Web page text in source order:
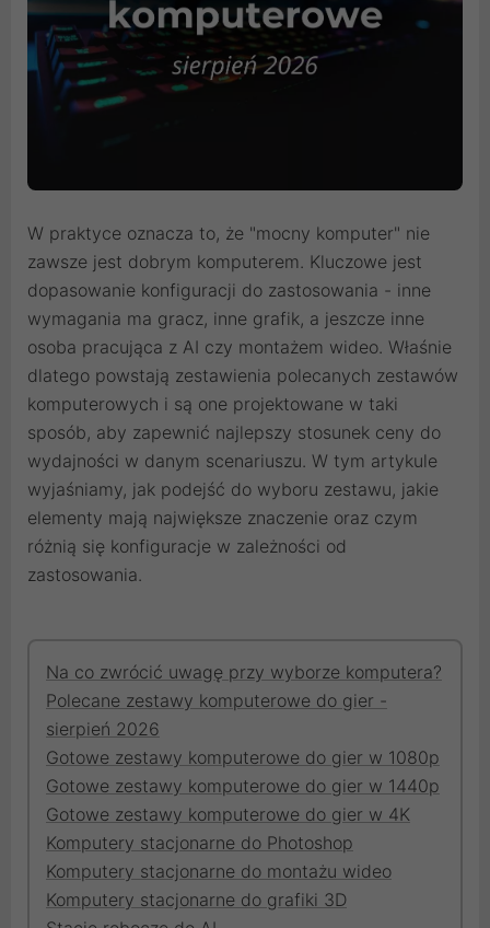
W praktyce oznacza to, że "mocny komputer" nie
zawsze jest dobrym komputerem. Kluczowe jest
dopasowanie konfiguracji do zastosowania - inne
wymagania ma gracz, inne grafik, a jeszcze inne
osoba pracująca z AI czy montażem wideo. Właśnie
dlatego powstają zestawienia polecanych zestawów
komputerowych i są one projektowane w taki
sposób, aby zapewnić najlepszy stosunek ceny do
wydajności w danym scenariuszu. W tym artykule
wyjaśniamy, jak podejść do wyboru zestawu, jakie
elementy mają największe znaczenie oraz czym
różnią się konfiguracje w zależności od
zastosowania.
Na co zwrócić uwagę przy wyborze komputera?
Polecane zestawy komputerowe do gier -
sierpień 2026
Gotowe zestawy komputerowe do gier w 1080p
Gotowe zestawy komputerowe do gier w 1440p
Gotowe zestawy komputerowe do gier w 4K
Komputery stacjonarne do Photoshop
Komputery stacjonarne do montażu wideo
Komputery stacjonarne do grafiki 3D